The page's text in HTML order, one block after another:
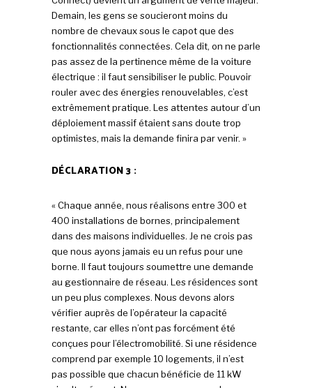
Demain, les gens se soucieront moins du
nombre de chevaux sous le capot que des
fonctionnalités connectées. Cela dit, on ne parle
pas assez de la pertinence même de la voiture
électrique : il faut sensibiliser le public. Pouvoir
rouler avec des énergies renouvelables, c’est
extrêmement pratique. Les attentes autour d’un
déploiement massif étaient sans doute trop
optimistes, mais la demande finira par venir. »
DÉCLARATION 3 :
« Chaque année, nous réalisons entre 300 et
400 installations de bornes, principalement
dans des maisons individuelles. Je ne crois pas
que nous ayons jamais eu un refus pour une
borne. Il faut toujours soumettre une demande
au gestionnaire de réseau. Les résidences sont
un peu plus complexes. Nous devons alors
vérifier auprès de l’opérateur la capacité
restante, car elles n’ont pas forcément été
conçues pour l’électromobilité. Si une résidence
comprend par exemple 10 logements, il n’est
pas possible que chacun bénéficie de 11 kW